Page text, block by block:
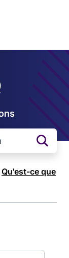
principal
Qu'est-ce que